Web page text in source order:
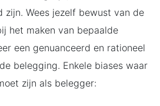
zijn. Wees jezelf bewust van de
het maken van bepaalde
een genuanceerd en rationeel
belegging. Enkele biases waar
zijn als belegger: